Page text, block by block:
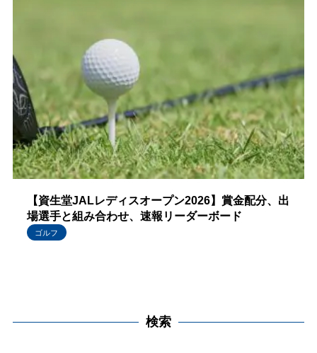
【資生堂JALレディスオープン2026】賞金配分、出
場選手と組み合わせ、速報リーダーボード
ゴルフ
検索